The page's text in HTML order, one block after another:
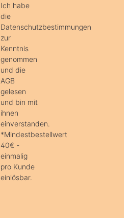
Ich habe
die
Datenschutzbestimmungen
zur
Kenntnis
genommen
und die
AGB
gelesen
und bin mit
ihnen
einverstanden.
*Mindestbestellwert
40€ -
einmalig
pro Kunde
einlösbar.